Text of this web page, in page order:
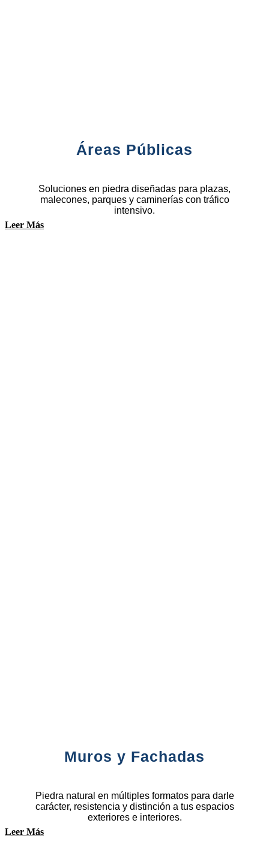
Áreas Públicas
Soluciones en piedra diseñadas para plazas,
malecones, parques y caminerías con tráfico
intensivo.
Leer Más
Muros y Fachadas
Piedra natural en múltiples formatos para darle
carácter, resistencia y distinción a tus espacios
exteriores e interiores.
Leer Más